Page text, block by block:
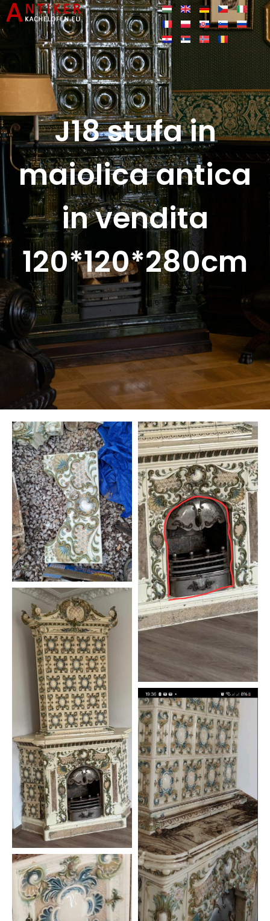
J18 stufa in
maiolica antica
in vendita
120*120*280cm